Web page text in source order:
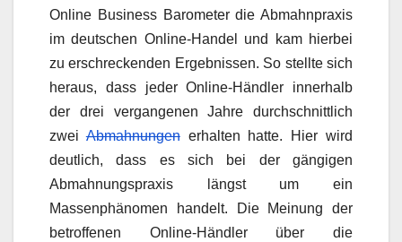
Online Business Barometer die Abmahnpraxis
im deutschen Online-Handel und kam hierbei
zu erschreckenden Ergebnissen. So stellte sich
heraus, dass jeder Online-Händler innerhalb
der drei vergangenen Jahre durchschnittlich
zweiAbmahnungenerhalten hatte. Hier wird
deutlich, dass es sich bei der gängigen
Abmahnungspraxis längst um ein
Massenphänomen handelt. Die Meinung der
betroffenen Online-Händler über die